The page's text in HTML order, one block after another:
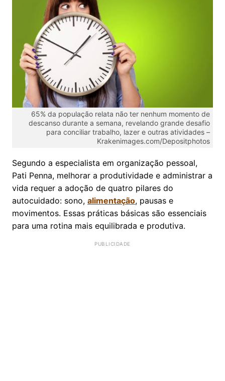
65% da população relata não ter nenhum momento de
descanso durante a semana, revelando grande desafio
para conciliar trabalho, lazer e outras atividades –
Krakenimages.com/Depositphotos
Segundo a especialista em organização pessoal,
Pati Penna, melhorar a produtividade e administrar a
vida requer a adoção de quatro pilares do
autocuidado: sono, alimentação, pausas e
movimentos. Essas práticas básicas são essenciais
para uma rotina mais equilibrada e produtiva.